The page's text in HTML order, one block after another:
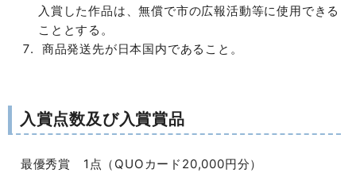
入賞した作品は、無償で市の広報活動等に使用できる
こととする。
商品発送先が日本国内であること。
入賞点数及び入賞賞品
最優秀賞 1点（QUOカード20,000円分）